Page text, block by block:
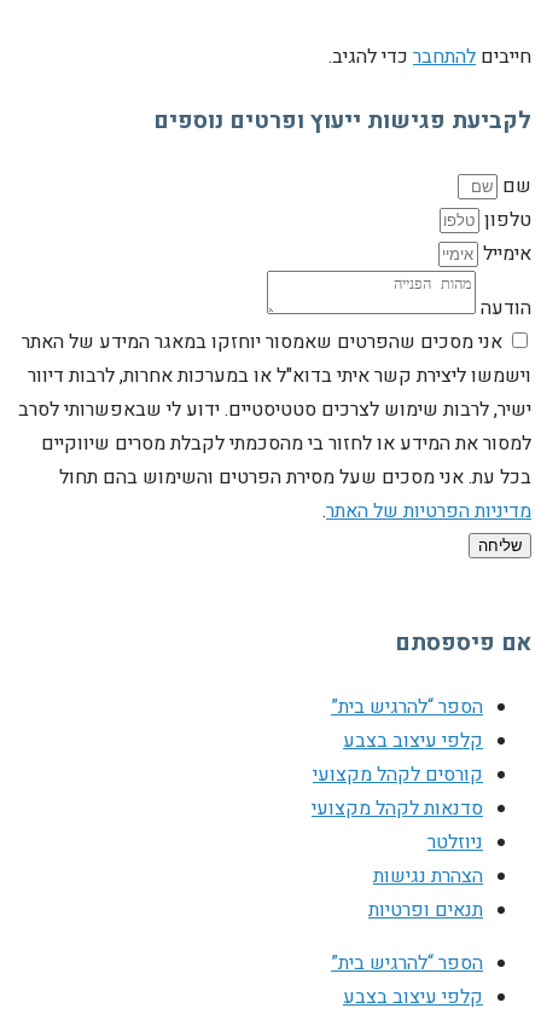
חייבים להתחבר כדי להגיב.
לקביעת פגישות ייעוץ ופרטים נוספים
שם
טלפון
אימייל
הודעה
אני מסכים שהפרטים שאמסור יוחזקו במאגר המידע של האתר
וישמשו ליצירת קשר איתי בדוא"ל או במערכות אחרות, לרבות דיוור
ישיר, לרבות שימוש לצרכים סטטיסטיים. ידוע לי שבאפשרותי לסרב
למסור את המידע או לחזור בי מהסכמתי לקבלת מסרים שיווקיים
בכל עת. אני מסכים שעל מסירת הפרטים והשימוש בהם תחול
מדיניות הפרטיות של האתר.
שליחה
אם פיספסתם
הספר “להרגיש בית”
קלפי עיצוב בצבע
קורסים לקהל מקצועי
סדנאות לקהל מקצועי
ניוזלטר
הצהרת נגישות
תנאים ופרטיות
הספר “להרגיש בית”
קלפי עיצוב בצבע